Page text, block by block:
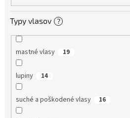
Typy vlasov ?
mastné vlasy 19
lupiny 14
suché a poškodené vlasy 16